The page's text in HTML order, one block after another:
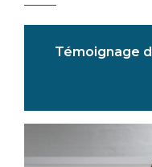
Témoignage